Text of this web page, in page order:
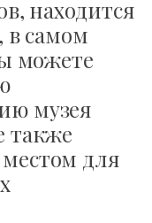
находится
в самом
можете
музея
также
для